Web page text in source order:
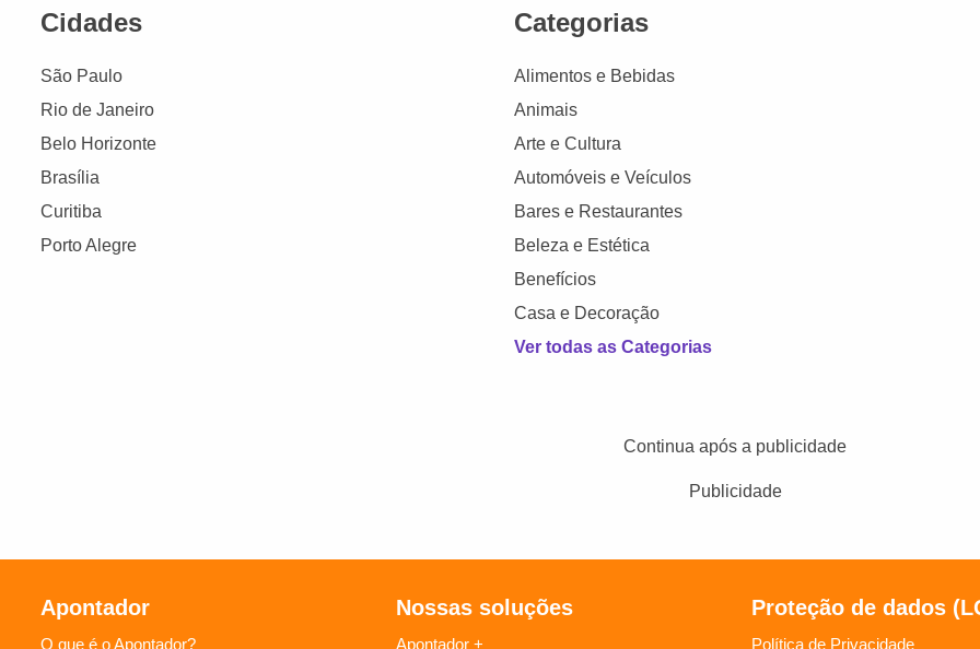
Cidades
São Paulo
Rio de Janeiro
Belo Horizonte
Brasília
Curitiba
Porto Alegre
Categorias
Alimentos e Bebidas
Animais
Arte e Cultura
Automóveis e Veículos
Bares e Restaurantes
Beleza e Estética
Benefícios
Casa e Decoração
Ver todas as Categorias
Continua após a publicidade
Publicidade
Apontador
O que é o Apontador?
Nossas soluções
Apontador +
Proteção de dados
Política de Privacidade